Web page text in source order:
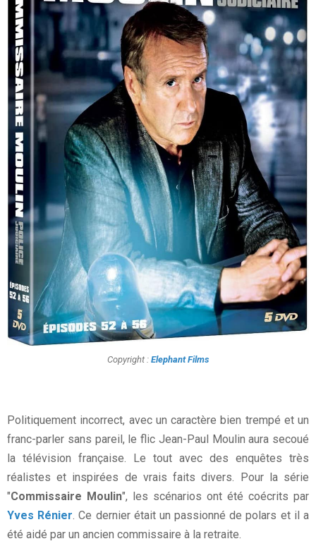
Copyright : Elephant Films
Politiquement incorrect, avec un caractère bien trempé et un
franc-parler sans pareil, le flic Jean-Paul Moulin aura secoué
la télévision française. Le tout avec des enquêtes très
réalistes et inspirées de vrais faits divers. Pour la série
"Commissaire Moulin", les scénarios ont été coécrits par
Yves Rénier. Ce dernier était un passionné de polars et il a
été aidé par un ancien commissaire à la retraite.